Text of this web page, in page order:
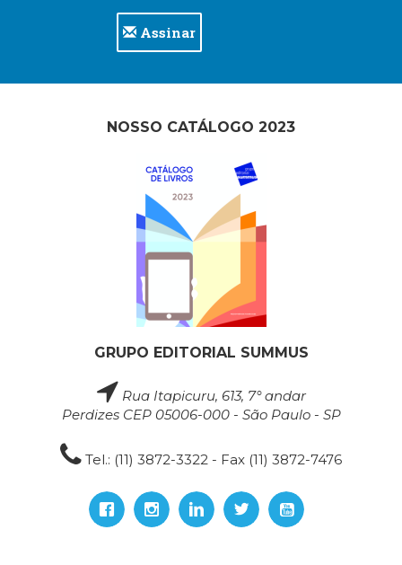
Assinar
NOSSO CATÁLOGO 2023
GRUPO EDITORIAL SUMMUS
Rua Itapicuru, 613, 7° andar
Perdizes CEP 05006-000 - São Paulo - SP
Tel.: (11) 3872-3322 - Fax (11) 3872-7476